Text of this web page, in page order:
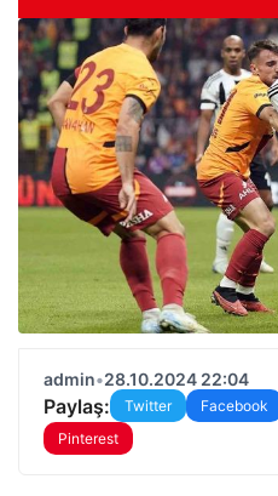
admin•28.10.2024 22:04
Paylaş: Twitter Facebook
Pinterest